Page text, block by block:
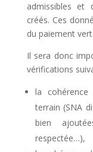
admissibles et
créés. Ces
du paiement
Il sera donc
vérifications
la
terrain (SNA
bien
respectée…),